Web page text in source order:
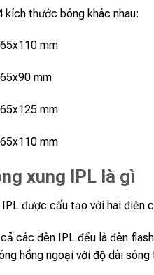
kích thước bóng khác nhau:
mm
mm
mm
mm
xung IPL là gì
được cấu tạo với hai điện
các đèn IPL đều là đèn
hồng ngoại với độ dài